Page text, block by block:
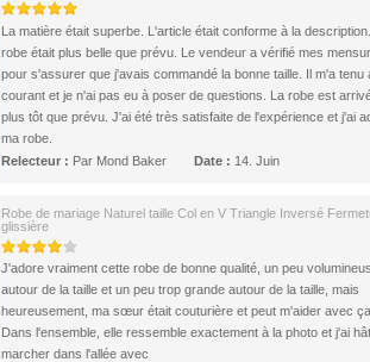
La matière était superbe. L'article était conforme à la
robe était plus belle que prévu. Le vendeur a vérifié mes
pour s'assurer que j'avais commandé la bonne taille. Il m'a tenu
courant et je n'ai pas eu à poser de questions. La robe est
plus tôt que prévu. J'ai été très satisfaite de l'expérience et j'ai
ma robe.
Relecteur : Par Mond Baker Date : 14. Juin
Robe de mariage Naturel taille Col en V Triangle Inversé
glissière
J'adore vraiment cette robe de bonne qualité, un peu
autour de la taille et un peu trop grande autour de la taille, mais
heureusement, ma sœur était couturière et peut m'aider avec
Dans l'ensemble, elle ressemble exactement à la photo et j'ai
marcher dans l'allée avec